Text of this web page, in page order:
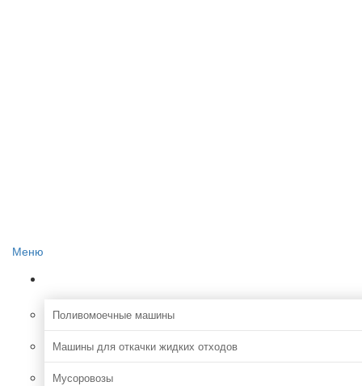
Меню
Поливомоечные машины
Машины для откачки жидких отходов
Мусоровозы